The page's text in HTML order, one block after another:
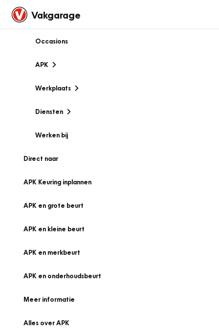
Vakgarage
Occasions
APK
Werkplaats
Diensten
Werken bij
Direct naar
APK Keuring inplannen
APK en grote beurt
APK en kleine beurt
APK en merkbeurt
APK en onderhoudsbeurt
Meer informatie
Alles over APK